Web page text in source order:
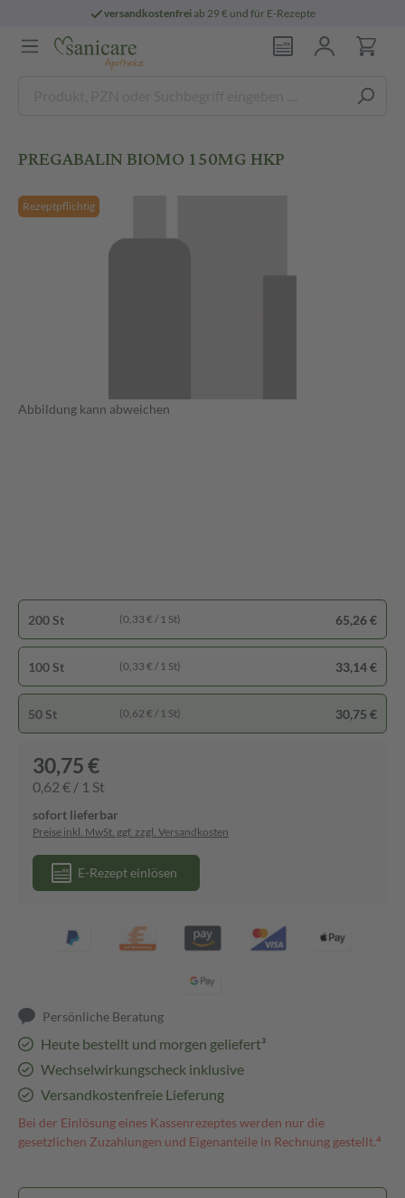
versandkostenfreiab 29 € und für E-Rezepte
PREGABALIN BIOMO 150MG HKP
Rezeptpflichtig
Abbildung kann abweichen
200 St (0,33 € / 1 St) 65,26 €
100 St (0,33 € / 1 St) 33,14 €
50 St (0,62 € / 1 St) 30,75 €
30,75 €
0,62 € / 1 St
sofort lieferbar
Preise inkl. MwSt. ggf. zzgl. Versandkosten
E-Rezept einlösen
Persönliche Beratung
Heute bestellt und morgen geliefert³
Wechselwirkungscheck inklusive
Versandkostenfreie Lieferung
Bei der Einlösung eines Kassenrezeptes werden nur die
gesetzlichen Zuzahlungen und Eigenanteile in Rechnung gestellt.⁴